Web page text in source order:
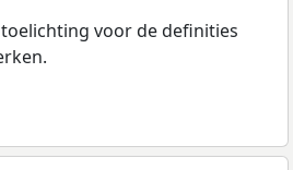
voor de definities